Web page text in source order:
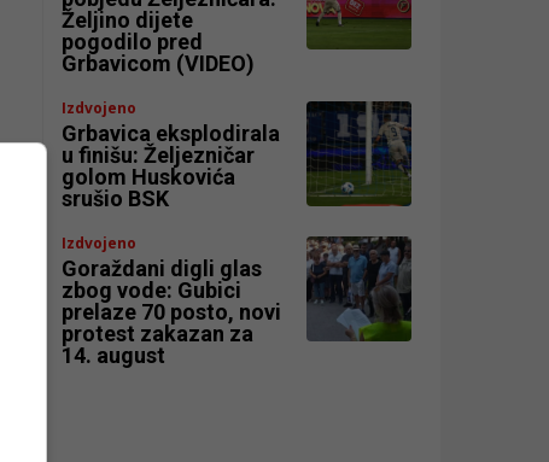
Željino dijete
pogodilo pred
Grbavicom (VIDEO)
Izdvojeno
Grbavica eksplodirala
u finišu: Željezničar
golom Huskovića
srušio BSK
Izdvojeno
Goraždani digli glas
zbog vode: Gubici
prelaze 70 posto, novi
protest zakazan za
14. august